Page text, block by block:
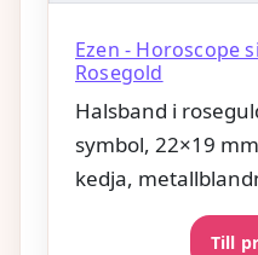
Ezen - Horoscope
Rosegold
Halsband i
symbol, 22×19
kedja,
Till